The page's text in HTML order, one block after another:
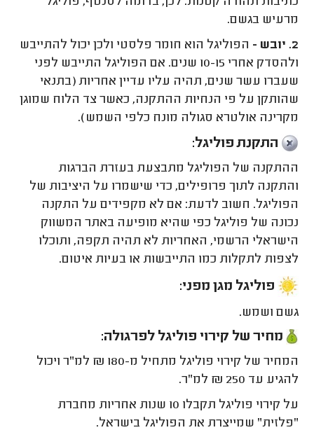
מרעיש בגשם.
2. יובש -
הפוליגל הוא חומר פלסטי ולכן יכול להתייבש
ולהסדק אחרי 10-15 שנים. אם הפוליגל התייבש לפני
שעברו עשר שנים, תהיה עליו עדיין אחריות (בתנאי
שהותקן על פי הנחיות ההתקנה, כאשר צד הלוח שמוגן
מקרינה אולטרא סגולה מונח כלפי השמש).
התקנת פוליגל:
ההתקנה של הפוליגל מתבצעת בעזרת הברגות
והתקנה לתוך פרופילים, כדי שישמרו על היציבות של
הפוליגל. חשוב לדעת: אם לא מקפידים על התקנה
נכונה של פוליגל כפי שהיא מופיעה באתר המשווק
הישראלי הרשמי, האחריות לא תהיה תקפה, ותוכלו
לצפות לתקלות כמו התייבשות או בעיות איטום.
פוליגל מגן מפני:
גשם ושמש.
מחיר של קירוי פוליגל לפרגולה:
המחיר של קירוי פוליגל מתחיל מ-180 ₪ למ"ר ויכול
להגיע עד 250 ₪ למ"ר.
על קירוי פוליגל תקבלו 10 שנות אחריות מחברת
"פלזית" שמייצרת את הפוליגל בישראל.